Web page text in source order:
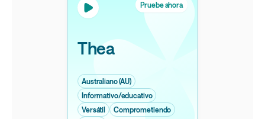
Pruebe ahora
Thea
Australiano (AU)
Informativo/educativo
Versátil
Comprometiendo